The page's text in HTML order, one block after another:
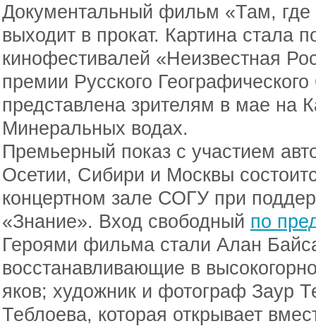
Документальный фильм «Там,
выходит в прокат. Картина стала
кинофестивалей «Неизвестная
премии Русского
представлена зрителям в мае на
Минеральных водах.
Премьерный показ с участием
Осетии, Сибири и Москвы
концертном зале СОГУ при
«Знание». Вход свободный по
Героями фильма стали Алан
восстанавливающие в
яков; художник и фотограф Заур
Теблоева, которая открывает